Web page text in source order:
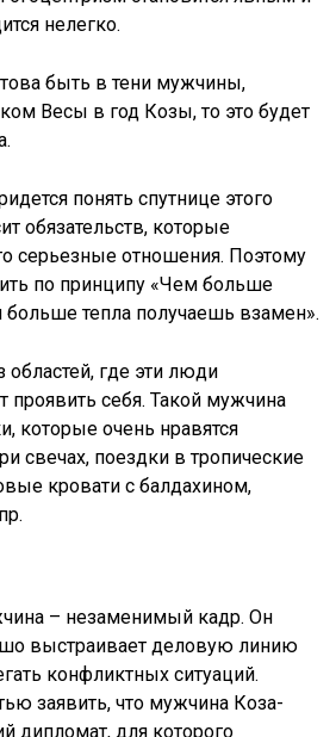
нелегко.
быть в тени мужчины,
Весы в год Козы, то это будет
понять спутнице этого
обязательств, которые
серьезные отношения. Поэтому
по принципу «Чем больше
тепла получаешь взамен».
где эти люди
проявить себя. Такой мужчина
которые очень нравятся
свечах, поездки в тропические
кровати с балдахином,
– незаменимый кадр. Он
выстраивает деловую линию
конфликтных ситуаций.
заявить, что мужчина Коза-
дипломат, для которого